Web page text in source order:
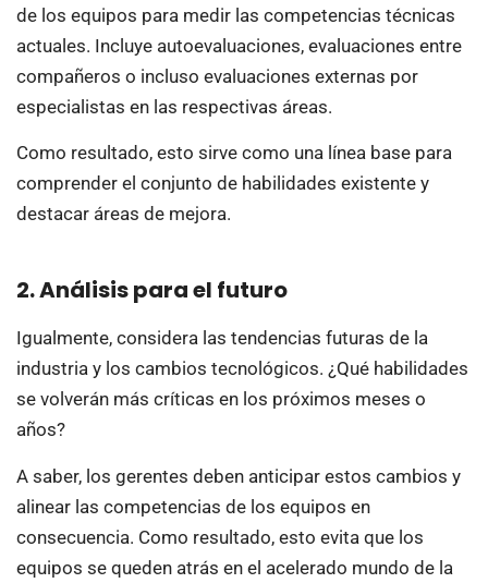
de los equipos para medir las competencias técnicas
actuales. Incluye autoevaluaciones, evaluaciones entre
compañeros o incluso evaluaciones externas por
especialistas en las respectivas áreas.
Como resultado, esto sirve como una línea base para
comprender el conjunto de habilidades existente y
destacar áreas de mejora.
2. Análisis para el futuro
Igualmente, considera las tendencias futuras de la
industria y los cambios tecnológicos. ¿Qué habilidades
se volverán más críticas en los próximos meses o
años?
A saber, los gerentes deben anticipar estos cambios y
alinear las competencias de los equipos en
consecuencia. Como resultado, esto evita que los
equipos se queden atrás en el acelerado mundo de la